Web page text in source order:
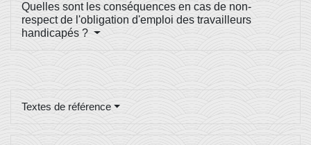
Quelles sont les conséquences en cas de non-
respect de l'obligation d'emploi des travailleurs
handicapés ?
Textes de référence